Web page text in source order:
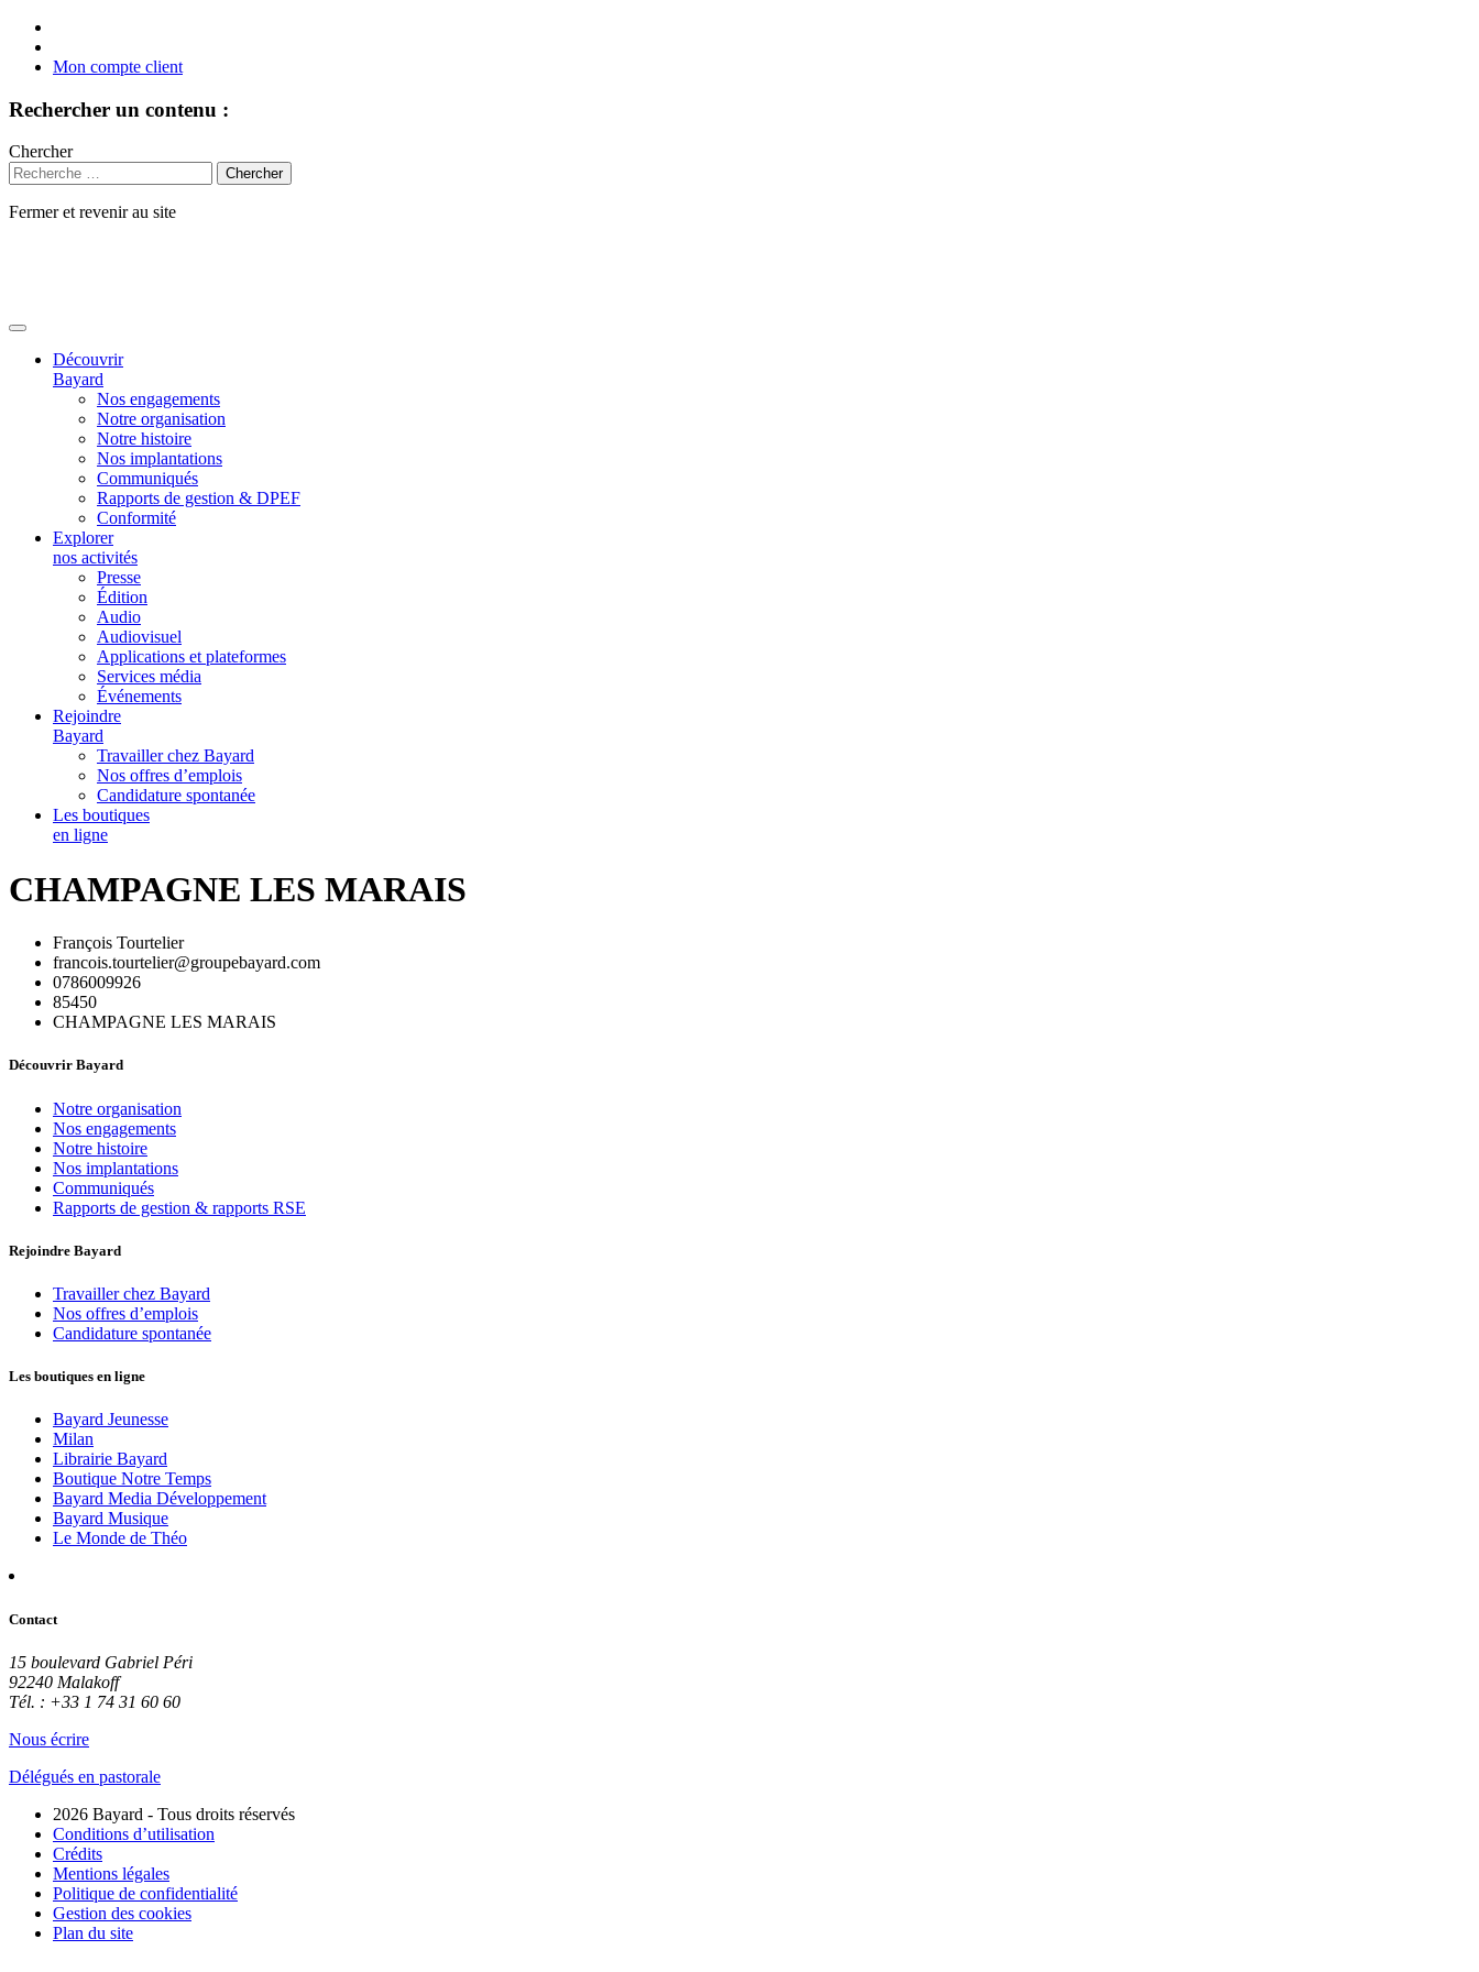
Mon compte client
Rechercher un contenu :
Chercher
Fermer et revenir au site
Découvrir
Bayard
Nos engagements
Notre organisation
Notre histoire
Nos implantations
Communiqués
Rapports de gestion & DPEF
Conformité
Explorer
nos activités
Presse
Édition
Audio
Audiovisuel
Applications et plateformes
Services média
Événements
Rejoindre
Bayard
Travailler chez Bayard
Nos offres d’emplois
Candidature spontanée
Les boutiques
en ligne
CHAMPAGNE LES MARAIS
François Tourtelier
francois.tourtelier@groupebayard.com
0786009926
85450
CHAMPAGNE LES MARAIS
Découvrir Bayard
Notre organisation
Nos engagements
Notre histoire
Nos implantations
Communiqués
Rapports de gestion & rapports RSE
Rejoindre Bayard
Travailler chez Bayard
Nos offres d’emplois
Candidature spontanée
Les boutiques en ligne
Bayard Jeunesse
Milan
Librairie Bayard
Boutique Notre Temps
Bayard Media Développement
Bayard Musique
Le Monde de Théo
Contact
15 boulevard Gabriel Péri
92240 Malakoff
Tél. : +33 1 74 31 60 60
Nous écrire
Délégués en pastorale
2026 Bayard - Tous droits réservés
Conditions d’utilisation
Crédits
Mentions légales
Politique de confidentialité
Gestion des cookies
Plan du site